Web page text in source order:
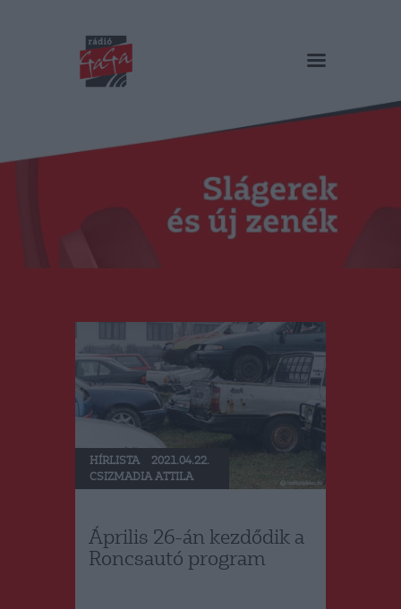
RÁDIÓ GAGA
Műsorok
Duma Duba
Podcast és videók
Stáb
RO
HÍRLISTA
2021.04.22.
CSIZMADIA ATTILA
Április 26-án kezdődik a
Roncsautó program